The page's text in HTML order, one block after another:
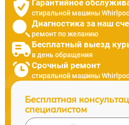
Гарантийное
стиральной машины
Диагностика за наш
ремонт по желанию
Бесплатный выезд
в день обращения
Срочный ремонт
стиральной машины
Бесплатная
специалистом